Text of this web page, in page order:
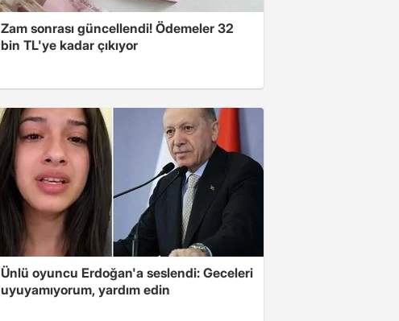
Zam sonrası güncellendi! Ödemeler 32
bin TL'ye kadar çıkıyor
Ünlü oyuncu Erdoğan'a seslendi: Geceleri
uyuyamıyorum, yardım edin